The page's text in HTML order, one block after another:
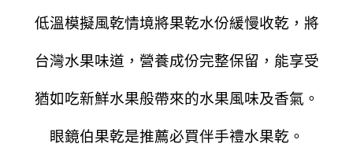
低溫模擬風乾情境將果乾水份緩慢收乾，將
台灣水果味道，營養成份完整保留，能享受
猶如吃新鮮水果般帶來的水果風味及香氣。
眼鏡伯果乾是推薦必買伴手禮水果乾。